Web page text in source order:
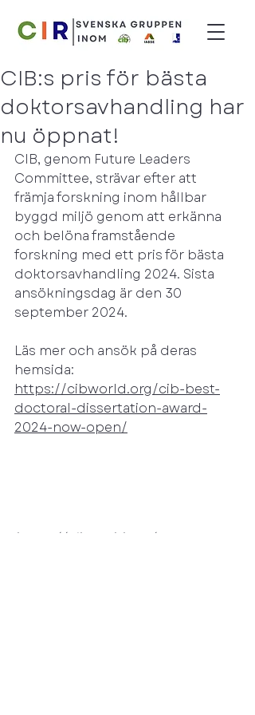
CIB:s pris för bästa
doktorsavhandling har
nu öppnat!
CIB, genom Future Leaders
Committee, strävar efter att
främja forskning inom hållbar
byggd miljö genom att erkänna
och belöna framstående
forskning med ett pris för bästa
doktorsavhandling 2024. Sista
ansökningsdag är den 30
september 2024.
Läs mer och ansök på deras
hemsida:
https://cibworld.org/cib-best-
doctoral-dissertation-award-
2024-now-open/
https://cibworld.org/